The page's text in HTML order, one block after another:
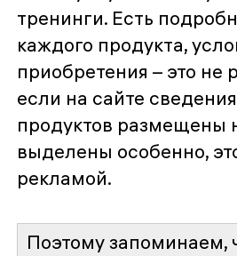
тренинги. Есть
каждого продукта,
приобретения – это не
если на сайте
продуктов размещены
выделены особенно,
рекламой.
Поэтому запоминаем,